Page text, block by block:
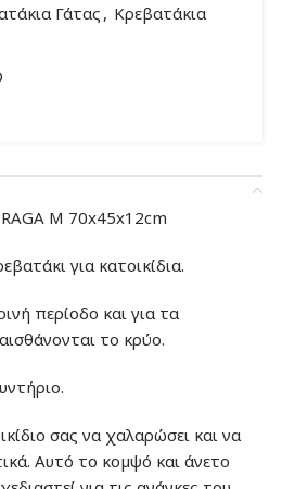
Γάτας , Κρεβατάκια
M 70x45x12cm
για κατοικίδια.
περίοδο και για τα
το κρύο.
σας να χαλαρώσει και να
Αυτό το κοµψό και άνετο